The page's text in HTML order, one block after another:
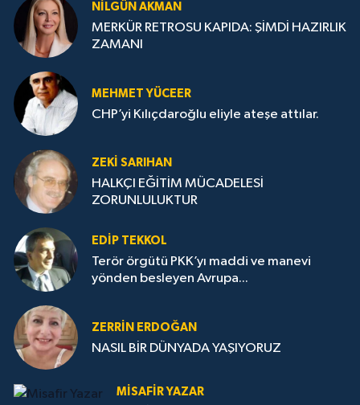
NILGÜN AKMAN
MERKÜR RETROSU KAPIDA: ŞİMDİ HAZIRLIK
ZAMANI
MEHMET YÜCEER
CHP’yi Kılıçdaroğlu eliyle ateşe attılar.
ZEKI SARIHAN
HALKÇI EĞİTİM MÜCADELESİ
ZORUNLULUKTUR
EDIP TEKKOL
Terör örgütü PKK’yı maddi ve manevi
yönden besleyen Avrupa...
ZERRIN ERDOĞAN
NASIL BİR DÜNYADA YAŞIYORUZ
MISAFIR YAZAR